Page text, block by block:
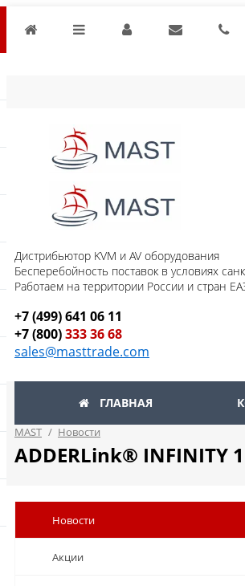
Дистрибьютор KVM и AV оборудования
Бесперебойность поставок в условиях
Работаем на территории России и стран
+7 (499) 641 06 11
+7 (800)333 36 68
sales@masttrade.com
ГЛАВНАЯ
MAST / Новости
ADDERLink® INFINITY
Новости
Акции